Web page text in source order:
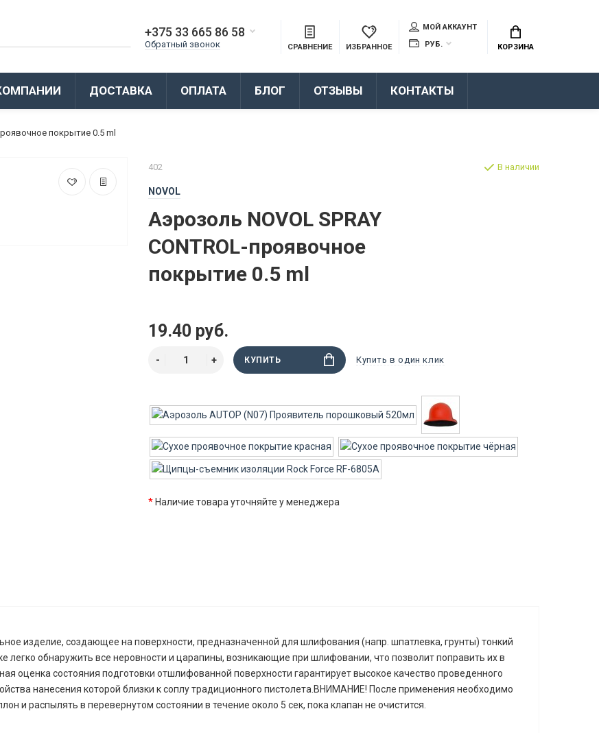
+375 33 665 86 58
Обратный звонок СРАВНЕНИЕ ИЗБРАННОЕ
МОЙ АККАУНТ
РУБ.
КОРЗИНА
ДОСТАВКА ОПЛАТА БЛОГ ОТЗЫВЫ КОНТАКТЫ
покрытие 0.5 ml
402
NOVOL
Аэрозоль NOVOL SPRAY
CONTROL-проявочное
покрытие 0.5 ml
В наличии
19.40 руб.
КУПИТЬ Купить в один клик
* Наличие товара уточняйте у менеджера
изделие, создающее на поверхности, предназначенной для шлифования (напр. шпатлевка, грунты) тонкий
легко обнаружить все неровности и царапины, возникающие при шлифовании, что позволит поправить их в
оценка состояния подготовки отшлифованной поверхности гарантирует высокое качество проведенного
нанесения которой близки к соплу традиционного пистолета.ВНИМАНИЕ! После применения необходимо
и распылять в перевернутом состоянии в течение около 5 сек, пока клапан не очистится.